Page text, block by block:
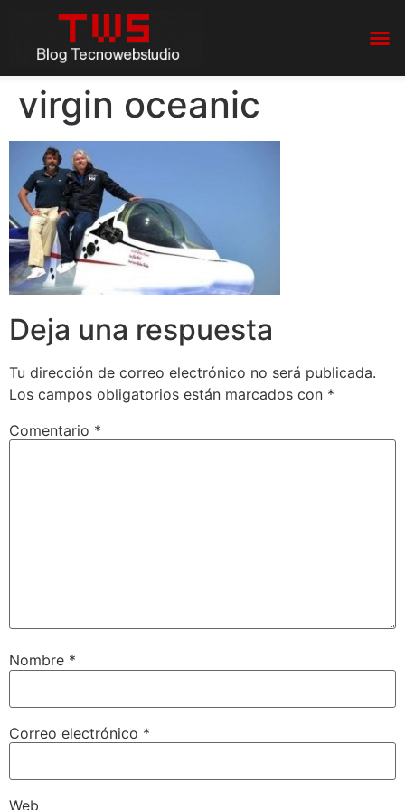
virgin oceanic
Deja una respuesta
Tu dirección de correo electrónico no será publicada.
Los campos obligatorios están marcados con *
Comentario *
Nombre *
Correo electrónico *
Web